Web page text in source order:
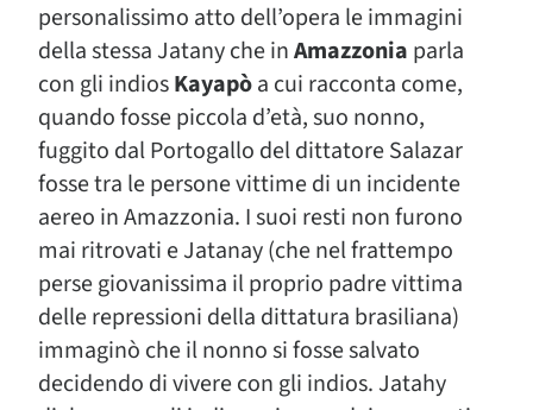
personalissimo atto dell’opera le immagini
della stessa Jatany che inAmazzonia parla
con gli indiosKayapòa cui racconta come,
quando fosse piccola d’età, suo nonno,
fuggito dal Portogallo del dittatore Salazar
fosse tra le persone vittime di un incidente
aereo in Amazzonia. I suoi resti non furono
mai ritrovati e Jatanay (che nel frattempo
perse giovanissima il proprio padre vittima
delle repressioni della dittatura brasiliana)
immaginò che il nonno si fosse salvato
decidendo di vivere con gli indios. Jatahy